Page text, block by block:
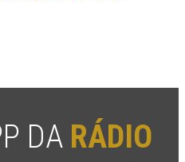
DA RÁDIO